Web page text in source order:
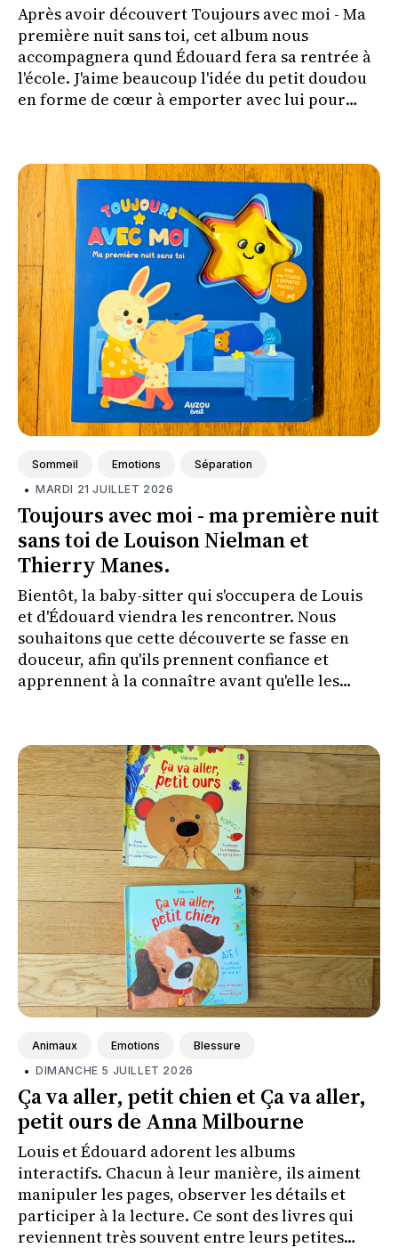
Après avoir découvert Toujours avec moi - Ma
première nuit sans toi, cet album nous
accompagnera qund Édouard fera sa rentrée à
l'école. J'aime beaucoup l'idée du petit doudou
en forme de cœur à emporter avec lui pour
Sommeil Emotions Séparation
• MARDI 21 JUILLET 2026
Toujours avec moi - ma première nuit
sans toi de Louison Nielman et
Thierry Manes.
Bientôt, la baby-sitter qui s'occupera de Louis
et d'Édouard viendra les rencontrer. Nous
souhaitons que cette découverte se fasse en
douceur, afin qu'ils prennent confiance et
apprennent à la connaître avant qu'elle les
Animaux Emotions Blessure
• DIMANCHE 5 JUILLET 2026
Ça va aller, petit chien et Ça va aller,
petit ours de Anna Milbourne
Louis et Édouard adorent les albums
interactifs. Chacun à leur manière, ils aiment
manipuler les pages, observer les détails et
participer à la lecture. Ce sont des livres qui
reviennent très souvent entre leurs petites